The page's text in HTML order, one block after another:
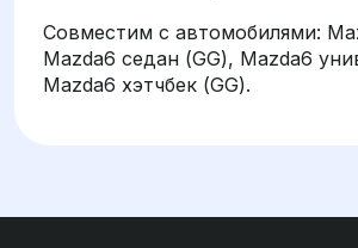
Совместим с автомобилями:
Mazda6 седан (GG), Mazda6
Mazda6 хэтчбек (GG).